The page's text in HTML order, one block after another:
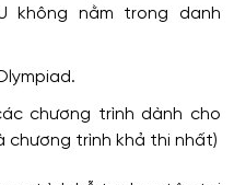
không nằm trong danh
chương trình dành cho
chương trình khả thi nhất)